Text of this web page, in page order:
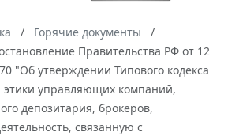
Горячие документы
Правительства РФ от 12
"Об утверждении Типового кодекса
этики управляющих компаний,
депозитария, брокеров,
связанную с